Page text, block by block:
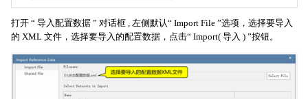
打开 “ 导入配置数据 ” 对话框 , 左侧默认“ Import File ”选项，选择要导入
的 XML 文件，选择要导入的配置数据，点击“ Import( 导入 ) ”按钮。